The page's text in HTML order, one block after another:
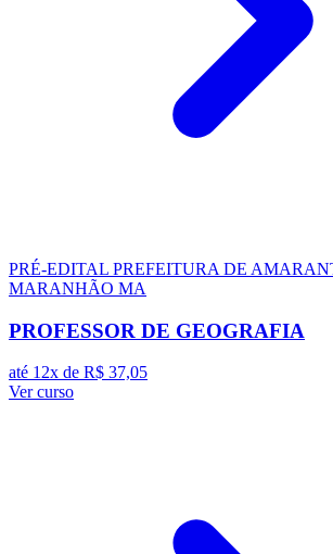
PRÉ-EDITAL PREFEITURA DE
MARANHÃO MA
PROFESSOR DE GEOGRAFIA
até 12x de R$ 37,05
Ver curso